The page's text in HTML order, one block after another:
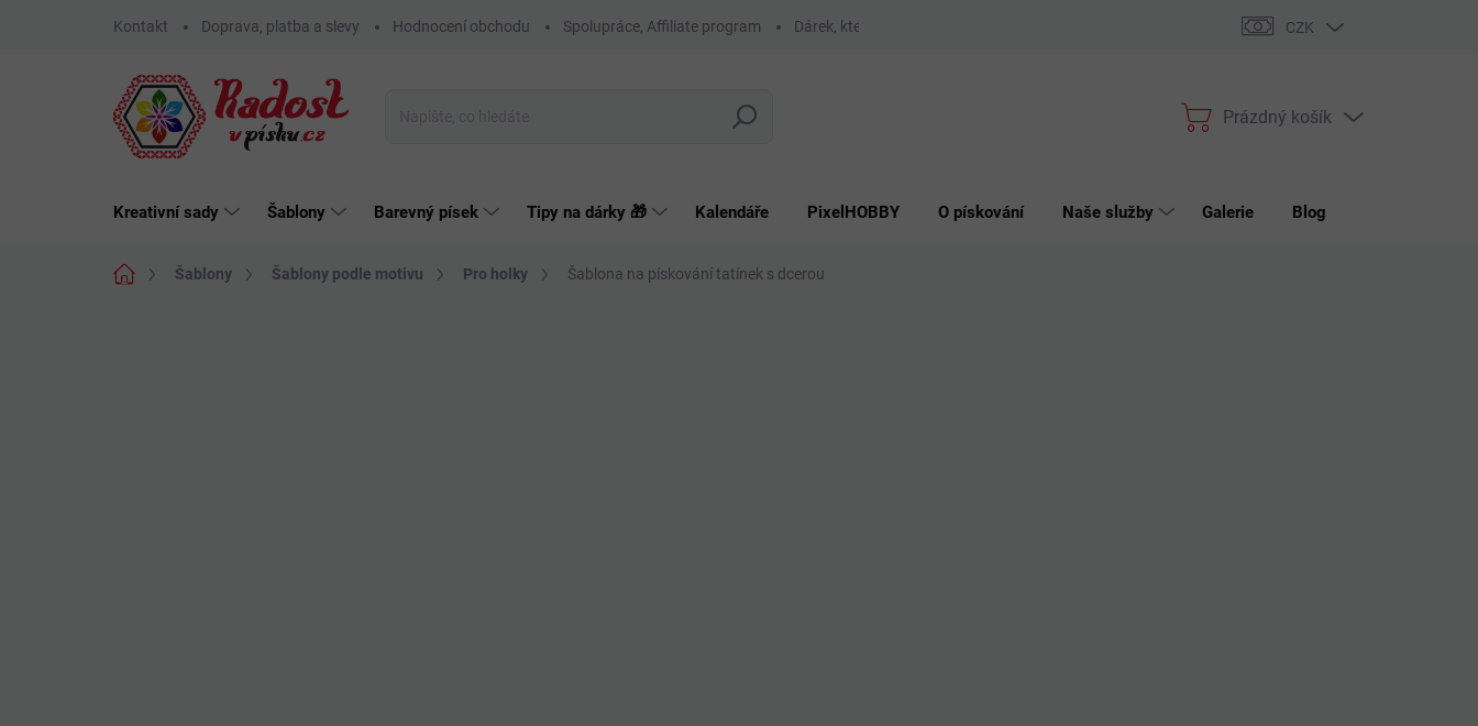
Kontakt Doprava, platba a slevy Hodnocení obchodu Spolupráce, Affiliate program Dárek, který má smysl Podmínky ochrany osobních údajů
CZK
Hledat
Nákupní
Prázdný košík
Kreativní sady Šablony Barevný písek Tipy na dárky 🎁 Kalendáře PixelHOBBY O pískování Naše služby Galerie Blog
Domů Šablony Šablony podle motivu Pro holky Šablona na pískování tatínek s dcerou